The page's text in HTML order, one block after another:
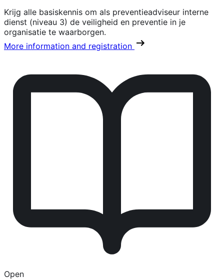
Krijg alle basiskennis om als preventieadviseur interne
dienst (niveau 3) de veiligheid en preventie in je
organisatie te waarborgen.
More information and registration
Open